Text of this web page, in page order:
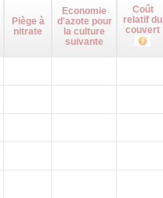
Piège à
nitrate
Economie
d'azote pour
la culture
suivante
Coût
relatif du
couvert